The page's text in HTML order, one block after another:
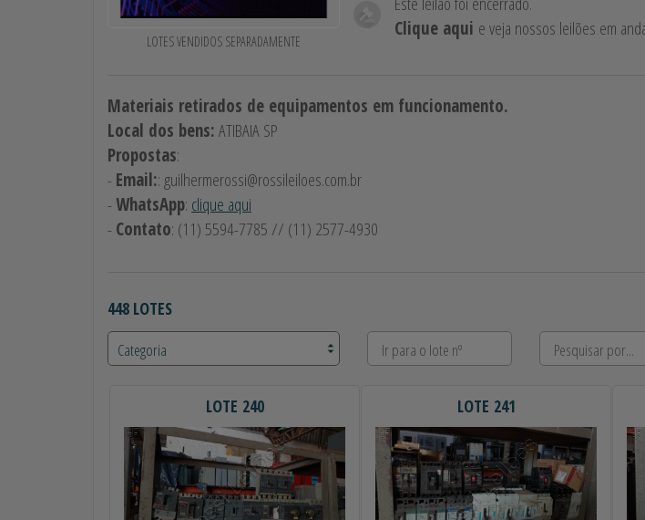
LOTES VENDIDOS SEPARADAMENTE
Clique aqui e veja nossos leilões em
Materiais retirados de equipamentos em funcionamento.
Local dos bens:ATIBAIA SP
Propostas:
- Email:: guilhermerossi@rossileiloes.com.br
- WhatsApp: clique aqui
- Contato: (11) 5594-7785 // (11) 2577-4930
448 LOTES
LOTE 240 LOTE 241